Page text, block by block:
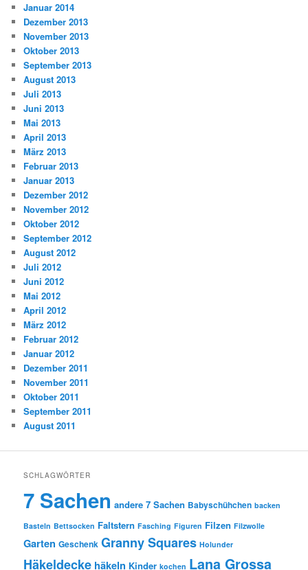
Januar 2014
Dezember 2013
November 2013
Oktober 2013
September 2013
August 2013
Juli 2013
Juni 2013
Mai 2013
April 2013
März 2013
Februar 2013
Januar 2013
Dezember 2012
November 2012
Oktober 2012
September 2012
August 2012
Juli 2012
Juni 2012
Mai 2012
April 2012
März 2012
Februar 2012
Januar 2012
Dezember 2011
November 2011
Oktober 2011
September 2011
August 2011
SCHLAGWÖRTER
7 Sachen andere 7 Sachen Babyschühchen backen
Basteln Bettsocken Faltstern Fasching Figuren Filzen Filzwolle
Garten Geschenk Granny Squares Holunder
Häkeldecke häkeln Kinder kochen Lana Grossa